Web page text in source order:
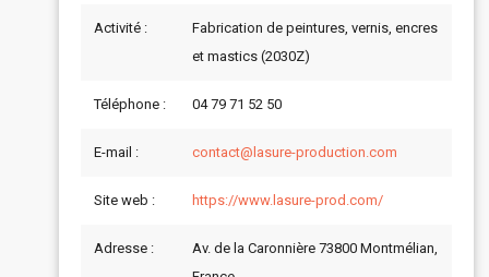
Activité :
Fabrication de peintures, vernis, encres
et mastics (2030Z)
Téléphone : 04 79 71 52 50
E-mail : contact@lasure-production.com
Site web : https://www.lasure-prod.com/
Adresse :
Av. de la Caronnière 73800 Montmélian,